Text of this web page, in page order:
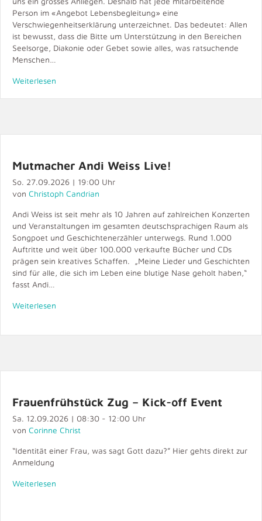
Person im «Angebot Lebensbegleitung» eine
Verschwiegenheitserklärung unterzeichnet. Das bedeutet: Allen
ist bewusst, dass die Bitte um Unterstützung in den Bereichen
Seelsorge, Diakonie oder Gebet sowie alles, was ratsuchende
Menschen…
Weiterlesen
Mutmacher Andi Weiss Live!
So. 27.09.2026 | 19:00 Uhr
von Christoph Candrian
Andi Weiss ist seit mehr als 10 Jahren auf zahlreichen Konzerten
und Veranstaltungen im gesamten deutschsprachigen Raum als
Songpoet und Geschichtenerzähler unterwegs. Rund 1.000
Auftritte und weit über 100.000 verkaufte Bücher und CDs
prägen sein kreatives Schaffen. „Meine Lieder und Geschichten
sind für alle, die sich im Leben eine blutige Nase geholt haben,“
fasst Andi…
Weiterlesen
Frauenfrühstück Zug – Kick-off Event
Sa. 12.09.2026 | 08:30 - 12:00 Uhr
von Corinne Christ
“Identität einer Frau, was sagt Gott dazu?” Hier gehts direkt zur
Anmeldung
Weiterlesen